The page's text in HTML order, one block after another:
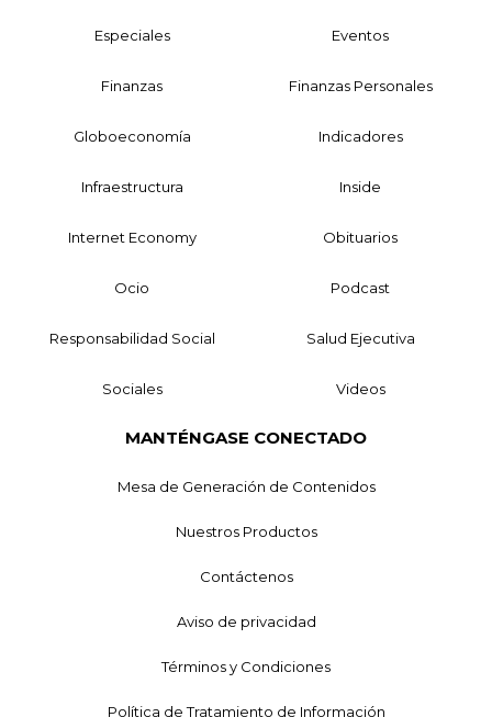
Especiales Eventos
Finanzas Finanzas Personales
Globoeconomía Indicadores
Infraestructura Inside
Internet Economy Obituarios
Ocio Podcast
Responsabilidad Social Salud Ejecutiva
Sociales Videos
MANTÉNGASE CONECTADO
Mesa de Generación de Contenidos
Nuestros Productos
Contáctenos
Aviso de privacidad
Términos y Condiciones
Política de Tratamiento de Información